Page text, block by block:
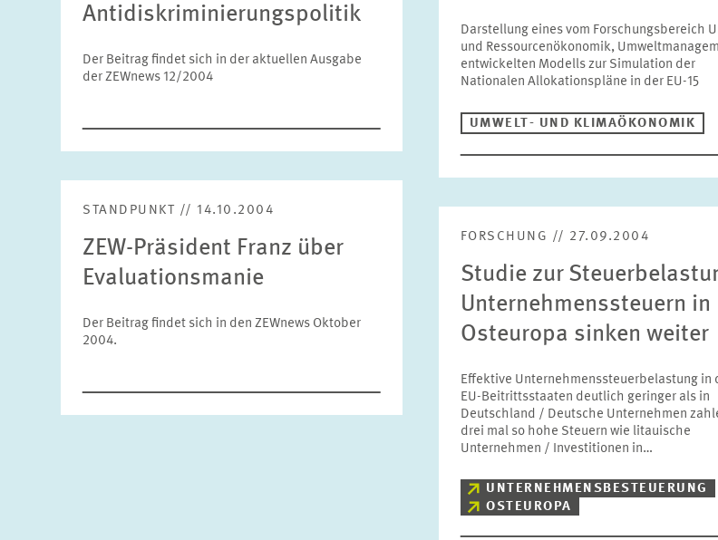
Antidiskriminierungspolitik
Der Beitrag findet sich in der aktuellen Ausgabe
der ZEWnews 12/2004
Darstellung eines vom Forschungsbereich
und Ressourcenökonomik,
entwickelten Modells zur Simulation der
Nationalen Allokationspläne in der EU-15
UMWELT- UND KLIMAÖKONOMIK
STANDPUNKT // 14.10.2004
ZEW-Präsident Franz über
Evaluationsmanie
Der Beitrag findet sich in den ZEWnews Oktober
2004.
FORSCHUNG // 27.09.2004
Studie zur
Unternehmenssteuern in
Osteuropa sinken weiter
Effektive Unternehmenssteuerbelastung in
EU-Beitrittsstaaten deutlich geringer als in
Deutschland / Deutsche Unternehmen
drei mal so hohe Steuern wie litauische
Unternehmen / Investitionen in…
UNTERNEHMENSBESTEUERUNG
OSTEUROPA